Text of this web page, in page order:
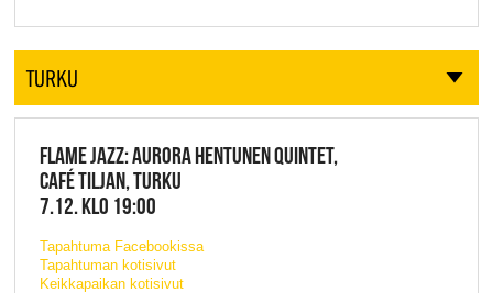
TURKU
FLAME JAZZ: AURORA HENTUNEN QUINTET,
CAFÉ TILJAN, TURKU
7.12. KLO 19:00
Tapahtuma Facebookissa
Tapahtuman kotisivut
Keikkapaikan kotisivut